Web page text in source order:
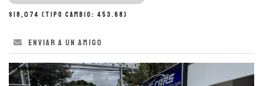
$18,074 (Tipo cambio: 453.68)
Enviar a un amigo